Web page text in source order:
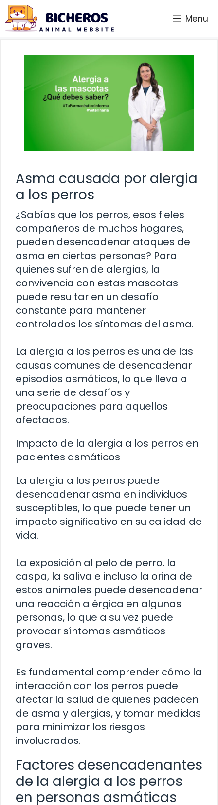
Saltar
al
contenido
Menu
Asma causada por alergia
a los perros
¿Sabías que los perros, esos fieles
compañeros de muchos hogares,
pueden desencadenar ataques de
asma en ciertas personas? Para
quienes sufren de alergias, la
convivencia con estas mascotas
puede resultar en un desafío
constante para mantener
controlados los síntomas del asma.
La alergia a los perros es una de las
causas comunes de desencadenar
episodios asmáticos, lo que lleva a
una serie de desafíos y
preocupaciones para aquellos
afectados.
Impacto de la alergia a los perros en
pacientes asmáticos
La alergia a los perros puede
desencadenar asma en individuos
susceptibles, lo que puede tener un
impacto significativo en su calidad de
vida.
La exposición al pelo de perro, la
caspa, la saliva e incluso la orina de
estos animales puede desencadenar
una reacción alérgica en algunas
personas, lo que a su vez puede
provocar síntomas asmáticos
graves.
Es fundamental comprender cómo la
interacción con los perros puede
afectar la salud de quienes padecen
de asma y alergias, y tomar medidas
para minimizar los riesgos
involucrados.
Factores desencadenantes
de la alergia a los perros
en personas asmáticas